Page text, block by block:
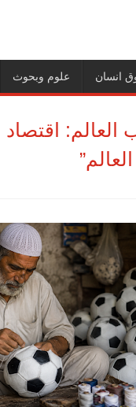
انسان علوم وبحوث